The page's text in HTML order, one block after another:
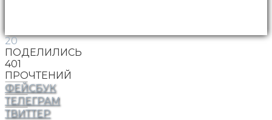
20
ПОДЕЛИЛИСЬ
401
ПРОЧТЕНИЙ
ФЕЙСБУК
ТЕЛЕГРАМ
ТВИТТЕР